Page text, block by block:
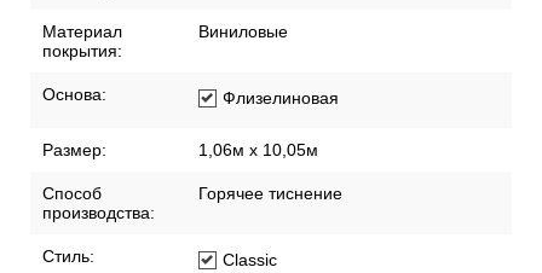
Материал
покрытия:
Виниловые
Основа: Флизелиновая
Размер: 1,06м х 10,05м
Способ
производства:
Горячее тиснение
Стиль: Classic